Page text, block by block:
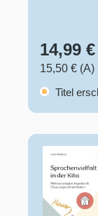
14,99
15,50 € (A)
Titel